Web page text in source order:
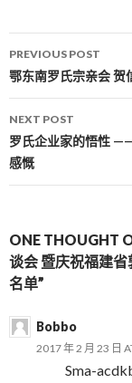
Post
PREVIOUS POST
鄂东南罗氏宗亲会 贺
NEXT POST
罗氏企业家的悟性
感慨
ONE THOUGHT
谈会 暨庆祝福建
名单”
Bobbo
2017 年 2 月 23 日
Sma-